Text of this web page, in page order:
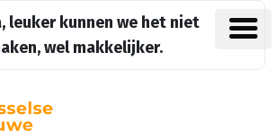
leuker kunnen we het niet
wel makkelijker.